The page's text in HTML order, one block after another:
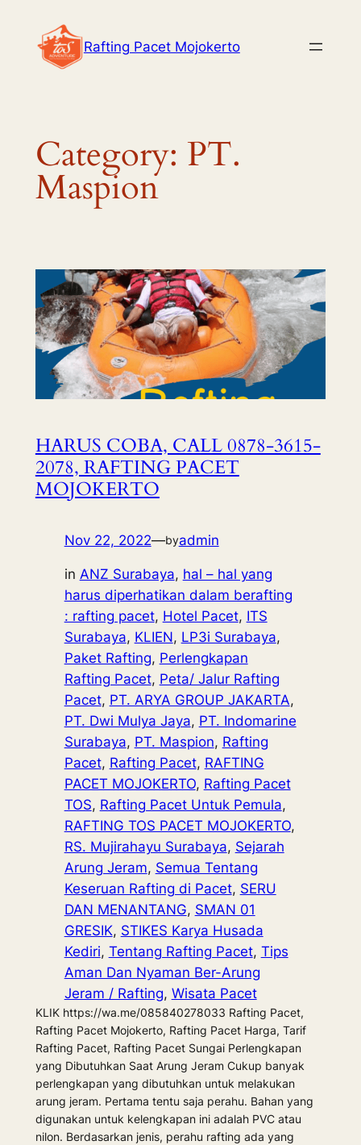
content
Rafting Pacet Mojokerto
Category: PT.
Maspion
HARUS COBA, CALL 0878-3615-
2078, RAFTING PACET
MOJOKERTO
Nov 22, 2022—byadmin
in ANZ Surabaya, hal – hal yang
harus diperhatikan dalam berafting
: rafting pacet, Hotel Pacet, ITS
Surabaya, KLIEN, LP3i Surabaya
Paket Rafting, Perlengkapan
Rafting Pacet, Peta/ Jalur Rafting
Pacet, PT. ARYA GROUP JAKARTA
PT. Dwi Mulya Jaya, PT. Indomarine
Surabaya, PT. Maspion, Rafting
Pacet, Rafting Pacet, RAFTING
PACET MOJOKERTO, Rafting Pacet
TOS, Rafting Pacet Untuk Pemula
RAFTING TOS PACET MOJOKERTO
RS. Mujirahayu Surabaya, Sejarah
Arung Jeram, Semua Tentang
Keseruan Rafting di Pacet, SERU
DAN MENANTANG, SMAN 01
GRESIK, STIKES Karya Husada
Kediri, Tentang Rafting Pacet, Tips
Aman Dan Nyaman Ber-Arung
Jeram / Rafting, Wisata Pacet
KLIK https://wa.me/085840278033 Rafting Pacet,
Rafting Pacet Mojokerto, Rafting Pacet Harga, Tarif
Rafting Pacet, Rafting Pacet Sungai Perlengkapan
yang Dibutuhkan Saat Arung Jeram Cukup banyak
perlengkapan yang dibutuhkan untuk melakukan
arung jeram. Pertama tentu saja perahu. Bahan yang
digunakan untuk kelengkapan ini adalah PVC atau
nilon. Berdasarkan jenis, perahu rafting ada yang